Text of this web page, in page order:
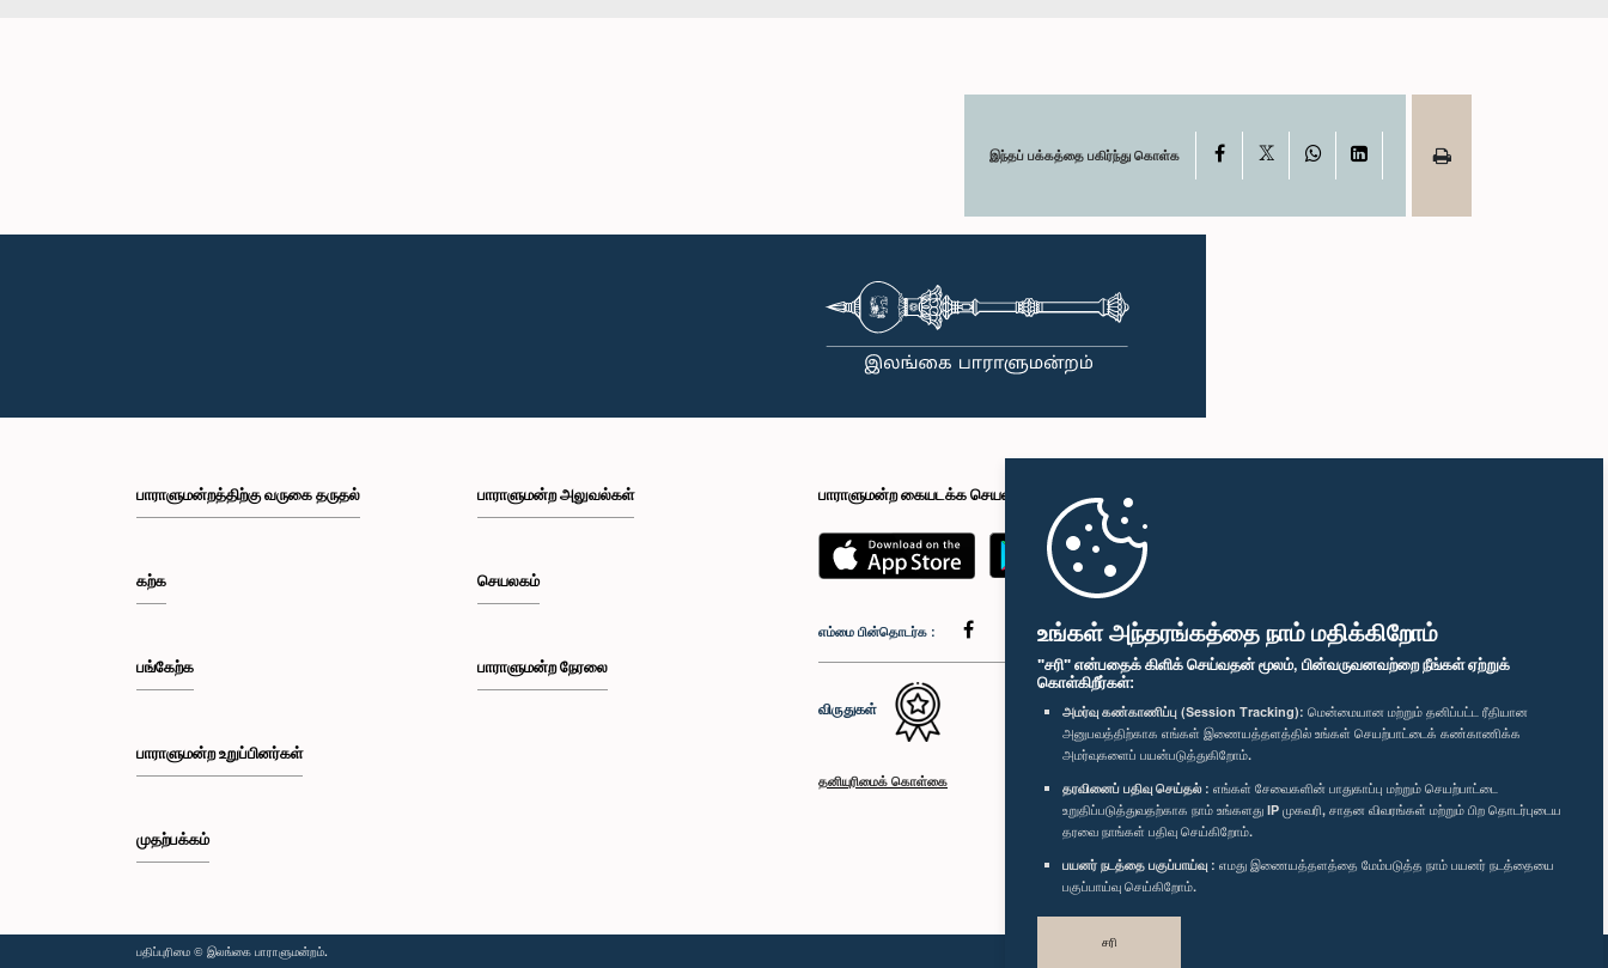
உங்கள் அந்தரங்கத்தை நாம் மதிக்கிறோம்
"சரி" என்பதைக் கிளிக் செய்வதன் மூலம், பின்வருவனவற்றை நீங்கள் ஏற்றுக்
கொள்கிறீர்கள்:
அமர்வு கண்காணிப்பு (Session Tracking): மென்மையான மற்றும் தனிப்பட்ட ரீதியான
அனுபவத்திற்காக எங்கள் இணையத்தளத்தில் உங்கள் செயற்பாட்டைக் கண்காணிக்க
அமர்வுகளைப் பயன்படுத்துகிறோம்.
தரவினைப் பதிவு செய்தல் : எங்கள் சேவைகளின் பாதுகாப்பு மற்றும் செயற்பாட்டை
உறுதிப்படுத்துவதற்காக நாம் உங்களது IP முகவரி, சாதன விவரங்கள் மற்றும் பிற தொடர்புடைய
தரவை நாங்கள் பதிவு செய்கிறோம்.
பயனர் நடத்தை பகுப்பாய்வு : எமது இணையத்தளத்தை மேம்படுத்த நாம் பயனர் நடத்தையை
பகுப்பாய்வு செய்கிறோம்.
சரி
இந்தப் பக்கத்தை பகிர்ந்து கொள்க Facebook WhatsAppLinkedIn
பாராளுமன்றத்திற்கு வருகை தருதல்
கற்க
பங்கேற்க
பாராளுமன்ற உறுப்பினர்கள்
முதற்பக்கம்
பாராளுமன்ற அலுவல்கள்
செயலகம்
பாராளுமன்ற நேரலை
பாராளுமன்ற கையடக்க செயலி
எம்மை பின்தொடர்க :
விருதுகள்
தனியுரிமைக் கொள்கை
பதிப்புரிமை © இலங்கை பாராளுமன்றம்.